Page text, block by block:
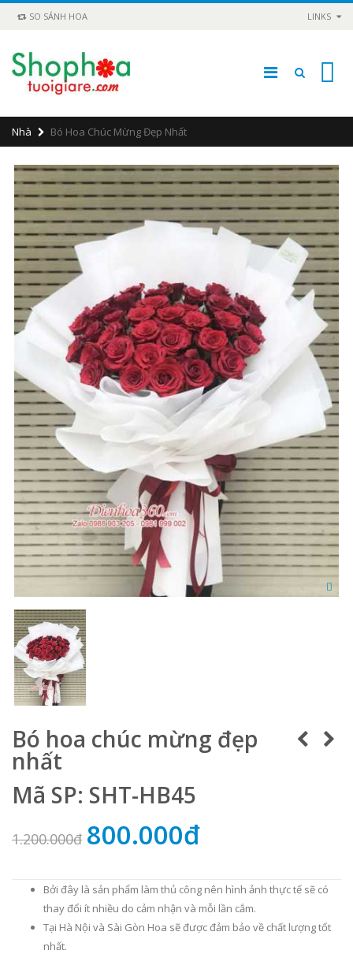
SO SÁNH HOA LINKS
Nhà Bó Hoa Chúc Mừng Đẹp Nhất
Bó hoa chúc mừng đẹp
nhất
Mã SP: SHT-HB45
1.200.000đ 800.000đ
Bởi đây là sản phẩm làm thủ công nên hình ảnh thực tế sẽ có
thay đổi ít nhiều do cảm nhận và mỗi lần cắm.
Tại Hà Nội và Sài Gòn Hoa sẽ được đảm bảo về chất lượng tốt
nhất.